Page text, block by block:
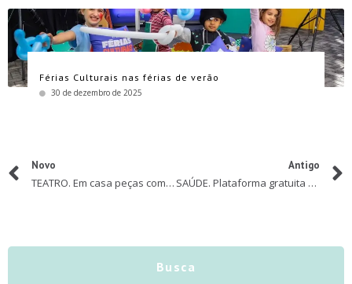
Férias Culturais nas férias de verão
30 de dezembro de 2025
Novo
TEATRO. Em casa peças com brincadeiras e trapalhadas
Antigo
SAÚDE. Plataforma gratuita de treino em casa
Busca